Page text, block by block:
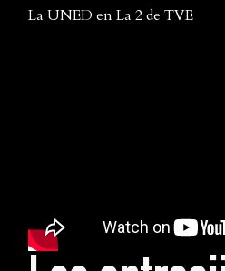
La UNED en La 2 de TVE